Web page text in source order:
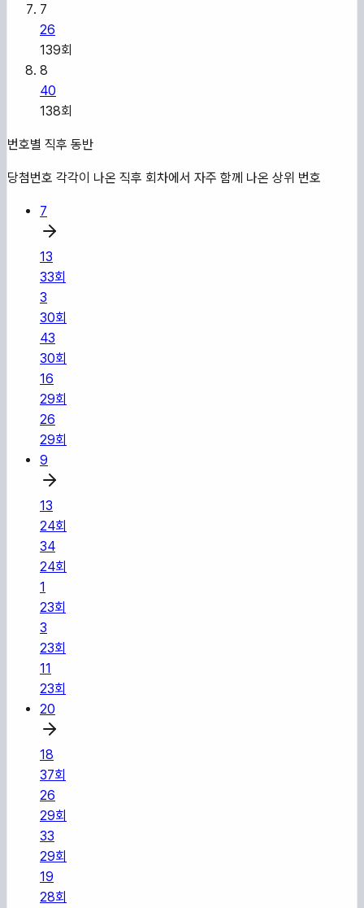
7
26
139회
8
40
138회
번호별 직후 동반
당첨번호 각각이 나온 직후 회차에서 자주 함께 나온 상위 번호
7
13
33회
3
30회
43
30회
16
29회
26
29회
9
13
24회
34
24회
1
23회
3
23회
11
23회
20
18
37회
26
29회
33
29회
19
28회